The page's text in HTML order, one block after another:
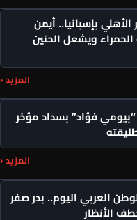
بإسبانيا.. أيمن
ويشعل الحنين
المزيد ‹
“بيومي فؤاد” بسداد مؤخر
المزيد ‹
العربي اليوم.. بدر صفر
الأنظار